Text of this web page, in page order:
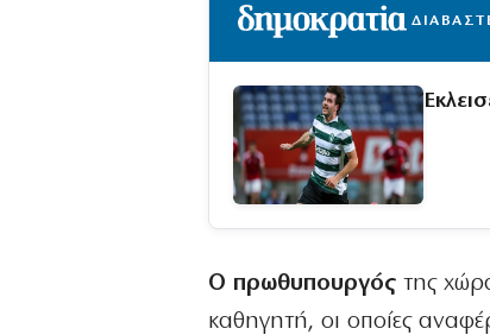
Ο πρωθυπουργός της
καθηγητή, οι οποίες